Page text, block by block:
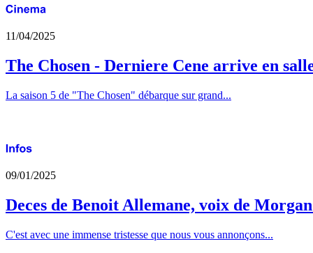
11/04/2025
The Chosen - Derniere Cene arrive en
La saison 5 de "The Chosen" débarque sur grand...
09/01/2025
Deces de Benoit Allemane, voix de
C'est avec une immense tristesse que nous vous annonçons...